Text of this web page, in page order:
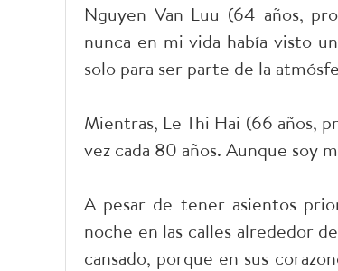
Nguyen Van Luu (64 años,
nunca en mi vida había visto
solo para ser parte de la
Mientras, Le Thi Hai (66 años,
vez cada 80 años. Aunque soy
A pesar de tener asientos
noche en las calles alrededor
cansado, porque en sus